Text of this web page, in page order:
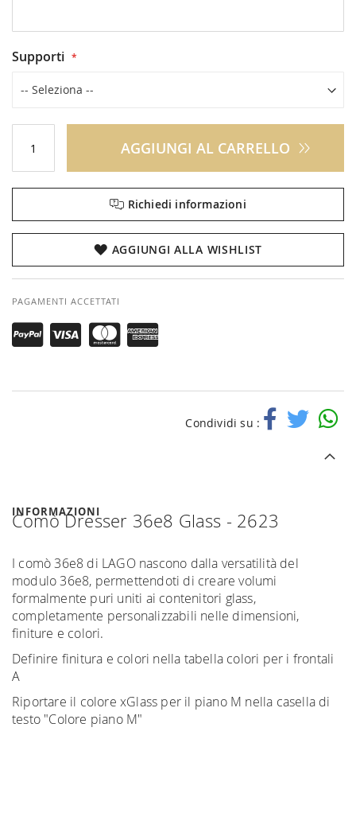
Supporti
AGGIUNGI AL CARRELLO
Richiedi informazioni
AGGIUNGI ALLA WISHLIST
PAGAMENTI ACCETTATI
Condividi su :
INFORMAZIONI
Comò Dresser 36e8 Glass - 2623
I comò 36e8 di LAGO nascono dalla versatilità del
modulo 36e8, permettendoti di creare volumi
formalmente puri uniti ai contenitori glass,
completamente personalizzabili nelle dimensioni,
finiture e colori.
Definire finitura e colori nella tabella colori per i frontali
A
Riportare il colore xGlass per il piano M nella casella di
testo "Colore piano M"